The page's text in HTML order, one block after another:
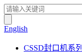
English
CSSD封口机系列